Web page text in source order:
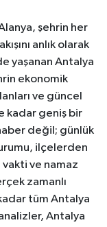
şehrin her
anlık olarak
yaşanan Antalya
ekonomik
ve güncel
kadar geniş bir
değil; günlük
ilçelerden
ve namaz
zamanlı
tüm Antalya
Antalya